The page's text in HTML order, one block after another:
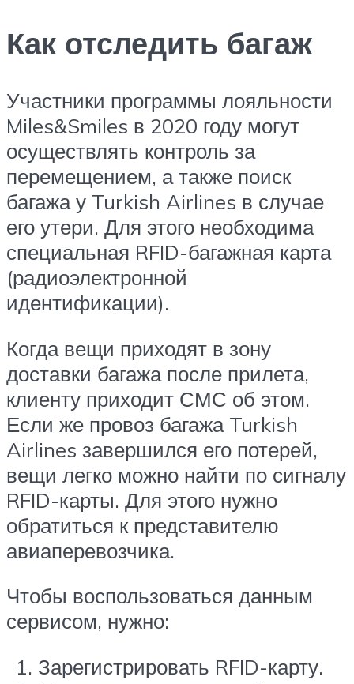
Как отследить багаж
Участники программы лояльности
Miles&Smiles в 2020 году могут
осуществлять контроль за
перемещением, а также поиск
багажа у Turkish Airlines в случае
его утери. Для этого необходима
специальная RFID-багажная карта
(радиоэлектронной
идентификации).
Когда вещи приходят в зону
доставки багажа после прилета,
клиенту приходит СМС об этом.
Если же провоз багажа Turkish
Airlines завершился его потерей,
вещи легко можно найти по сигналу
RFID-карты. Для этого нужно
обратиться к представителю
авиаперевозчика.
Чтобы воспользоваться данным
сервисом, нужно:
Зарегистрировать RFID-карту.